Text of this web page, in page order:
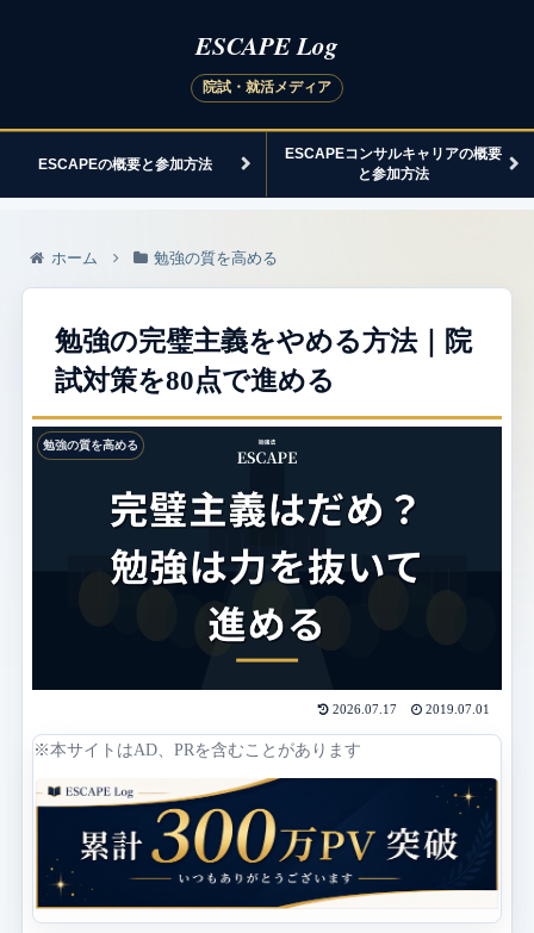
ESCAPEの概要と参加方法
ESCAPEコンサルキャリアの概要
と参加方法
ホーム 勉強の質を高める
勉強の完璧主義をやめる方法｜院
試対策を80点で進める
勉強の質を高める
2026.07.17 2019.07.01
※本サイトはAD、PRを含むことがあります